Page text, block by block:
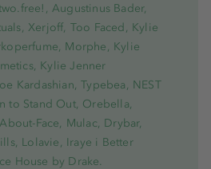
Augustinus Bader,
Xerjoff, Too Faced, Kylie
Morphe, Kylie
Kylie Jenner
Kardashian, Typebea, NEST
to Stand Out, Orebella,
Face, Mulac, Drybar,
Lolavie, Iraye i Better
House by Drake.